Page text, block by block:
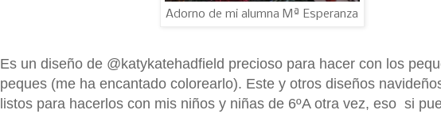
Adorno de mi alumna Mª Esperanza
Es un diseño de @katykatehadfield precioso para hacer con los
peques (me ha encantado colorearlo). Este y otros diseños
listos para hacerlos con mis niños y niñas de 6ºA otra vez, eso si